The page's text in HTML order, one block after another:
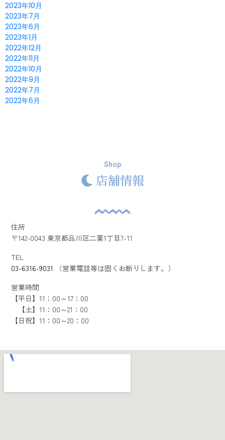
2023年10月
2023年7月
2023年6月
2023年1月
2022年12月
2022年11月
2022年10月
2022年9月
2022年7月
2022年6月
Shop
店舗情報
住所
〒142-0043 東京都品川区二葉1丁目7-11
TEL
03-6316-9031
（営業電話等は固くお断りします。）
営業時間
【平日】11：00～17：00
【土】11：00～21：00
【日祝】11：00～20：00